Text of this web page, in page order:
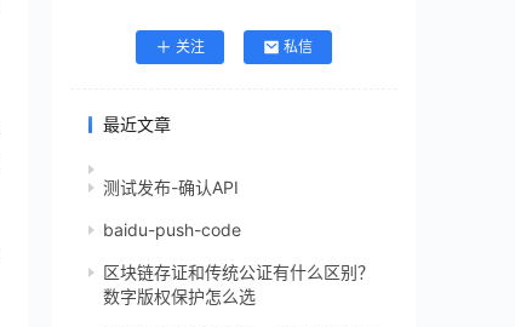
关注 私信
最近文章
测试发布-确认API
baidu-push-code
区块链存证和传统公证有什么区别？
数字版权保护怎么选